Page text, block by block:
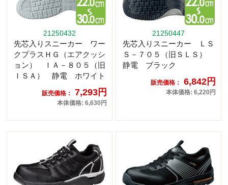
21250432
先芯入りスニーカー ワー
クプラスＨＧ（エアクッシ
ョン） ＩＡ－８０５（旧
ＩＳＡ） 静電 ホワイト
販売価格： 7,293円
本体価格: 6,630円
21250447
先芯入りスニーカー ＬＳ
Ｓ－７０５（旧ＳＬＳ）
静電 ブラック
販売価格： 6,842円
本体価格: 6,220円